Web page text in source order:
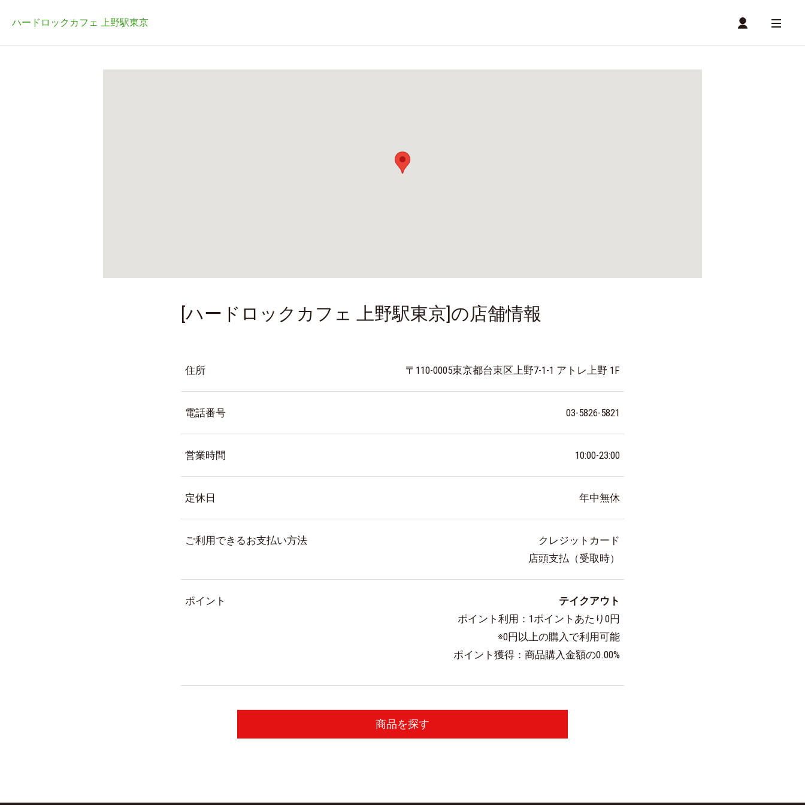
ハードロックカフェ 上野駅東京
[ハードロックカフェ 上野駅東京]の店舗情報
住所 〒110-0005東京都台東区上野7-1-1 アトレ上野 1F
電話番号 03-5826-5821
営業時間 10:00-23:00
定休日 年中無休
ご利用できるお支払い方法
クレジットカード
店頭支払（受取時）
ポイント
テイクアウト
ポイント利用：1ポイントあたり0円
※0円以上の購入で利用可能
ポイント獲得：商品購入金額の0.00%
商品を探す